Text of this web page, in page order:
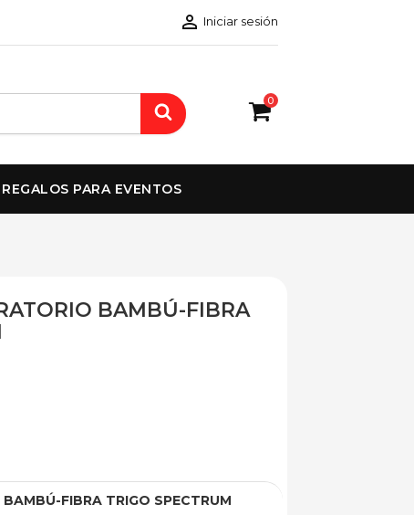
 Iniciar sesión
0
REGALOS PARA EVENTOS
BAMBÚ-FIBRA
FIBRA TRIGO SPECTRUM